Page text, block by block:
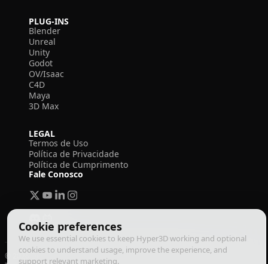
Cookie preferences
We use essential cookies to keep Hyper3D working and optional
cookies to understand usage, improve the experience, and
support relevant marketing.
PLUG-INS
Blender
Unreal
Unity
Godot
OV/Isaac
C4D
Maya
3D Max
LEGAL
Termos de Uso
Política de Privacidade
Política de Cumprimento
Fale Conosco
© 2026 Deemos Corporation. Todos os direitos reservados